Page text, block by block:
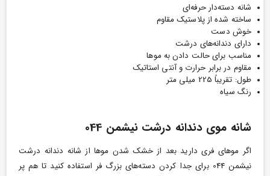
شانه دسته‌دار حرفه‌ای
ساخته شده از پلاستیک مقاوم
خوش دست
دارای دندانه‌های درشت
مناسب برای حالت دادن به موها
مقاوم در برابر حرارت و آنتی استاتیک
طول: تقریباً 225 میلی متر
رنگ سیاه
شانه موی دندانه درشت نیشمن 044
اگر موهای فری دارید بعد از خشک شدن موها از شانه دندانه درشت
نیشمن 044 برای جدا کردن دسته‌های بزرگ فر استفاده کنید تا هم پر